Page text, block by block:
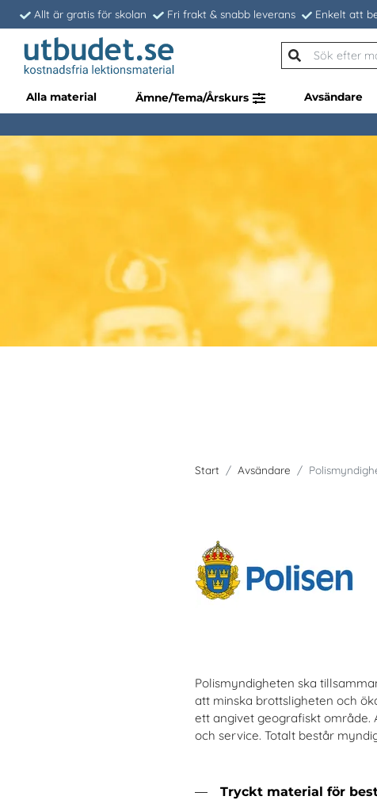
Allt är gratis för skolan Fri frakt & snabb leverans Enkelt att
Alla material Ämne/Tema/Årskurs Avsändare
Start Avsändare
Polismyndigheten ska
att minska brottsligheten och
ett angivet geografiskt
och service. Totalt består
Tryckt material för